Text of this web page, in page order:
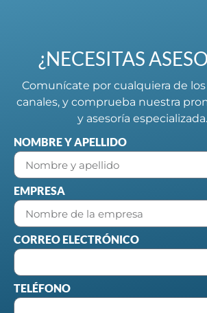
¿NECESITAS
Comunícate por cualquiera de
canales, y comprueba nuestra
y asesoría especializada.
NOMBRE Y APELLIDO
EMPRESA
CORREO ELECTRÓNICO
TELÉFONO